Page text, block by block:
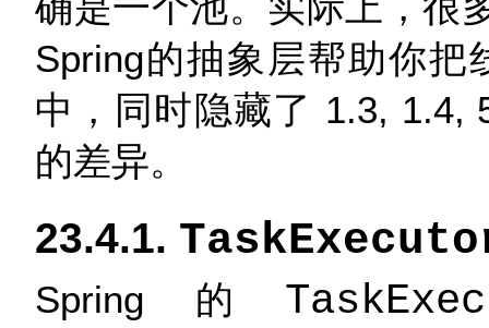
Spring的抽象层帮助你把
中，同时隐藏了 1.3, 1.4,
的差异。
23.4.1.
Spring的